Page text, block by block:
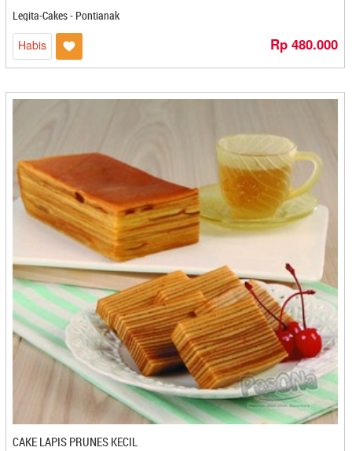
Criwis - Bontang
Cube Cuts - Medan
CV Karya Boga Jaya - Semarang
CV. Itrade Intl - Bekasi
CV. Kaleb Berkah - Gorontalo
CV. Mirando - Pangkal Pinang
CV. Muda Kopi Indonesia - Medan
CV. Prima Rasa - Bandung
CV. Rosalia Jaya - Bandung
CV. Saripati Laer - Cilegon
CV. Semar Food
CV. Semar Food - Cilegon
CV. Tirta Dewi - Kuningan
CV. Warna Warni Gemilang Snack - Banjarmasin
CV. Yakin Rizki Illahi - Pangkal Pinang
D'Ipey - Makassar
Dapoer Bu Endang - Medan
Dapoer Cemilan Adam - Banjarmasin
Dapoer Mas Dzaka - Denpasar
Legita-Cakes - Pontianak
Habis Rp 480.000
CAKE LAPIS PRUNES KECIL